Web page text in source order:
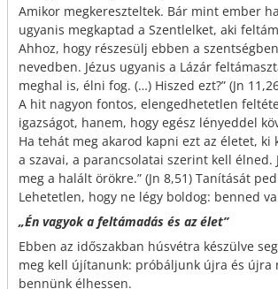
Amikor megkereszteltek. Bár mint ember
ugyanis megkaptad a Szentlelket, aki
Ahhoz, hogy részesülj ebben a
nevedben. Jézus ugyanis a Lázár
meghal is, élni fog. (…) Hiszed ezt?” (Jn
A hit nagyon fontos, elengedhetetlen
igazságot, hanem, hogy egész lényeddel
Ha tehát meg akarod kapni ezt az életet,
a szavai, a parancsolatai szerint kell
meg a halált örökre.” (Jn 8,51) Tanítását
Lehetetlen, hogy ne légy boldog: benned
„Én vagyok a feltámadás és az élet”
Ebben az időszakban húsvétra készülve
meg kell újítanunk: próbáljunk újra és újra
bennünk élhessen.